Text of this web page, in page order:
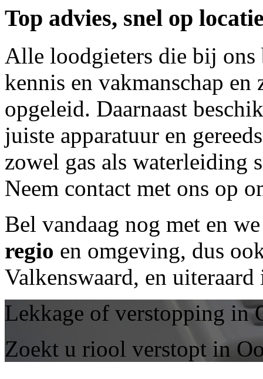
Top advies, snel op
Alle loodgieters die bij
kennis en vakmanschap
opgeleid. Daarnaast
juiste apparatuur en
zowel gas als waterleiding
Neem contact met ons op
Bel vandaag nog met en
regio en omgeving, dus
Valkenswaard, en
Lekkage of verstopping in
Zoekt u riool verstopt in